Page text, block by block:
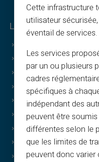
Legal y condiciones
Aviso legal
Política de privacidad
Condiciones de uso
Política de cookies
Preguntas frecuentes
Tutoriales
Condiciones – programa
Política de impresión y uso
Cette infrastructure
utilisateur
éventail de services.
Les services
par un ou plusieurs
cadres
spécifiques à
indépendant des
peuvent être
différentes selon le
que les limites de
peuvent donc